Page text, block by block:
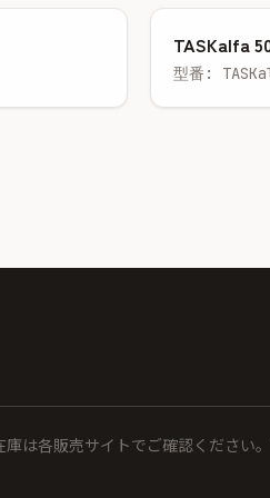
TASKalfa
型番:
は各販売サイトでご確認ください